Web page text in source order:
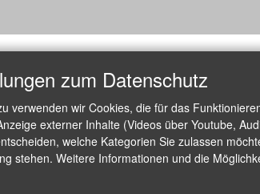
zum Datenschutz
verwenden wir Cookies, die für das
externer Inhalte (Videos über Youtube,
welche Kategorien Sie zulassen
stehen. Weitere Informationen und die